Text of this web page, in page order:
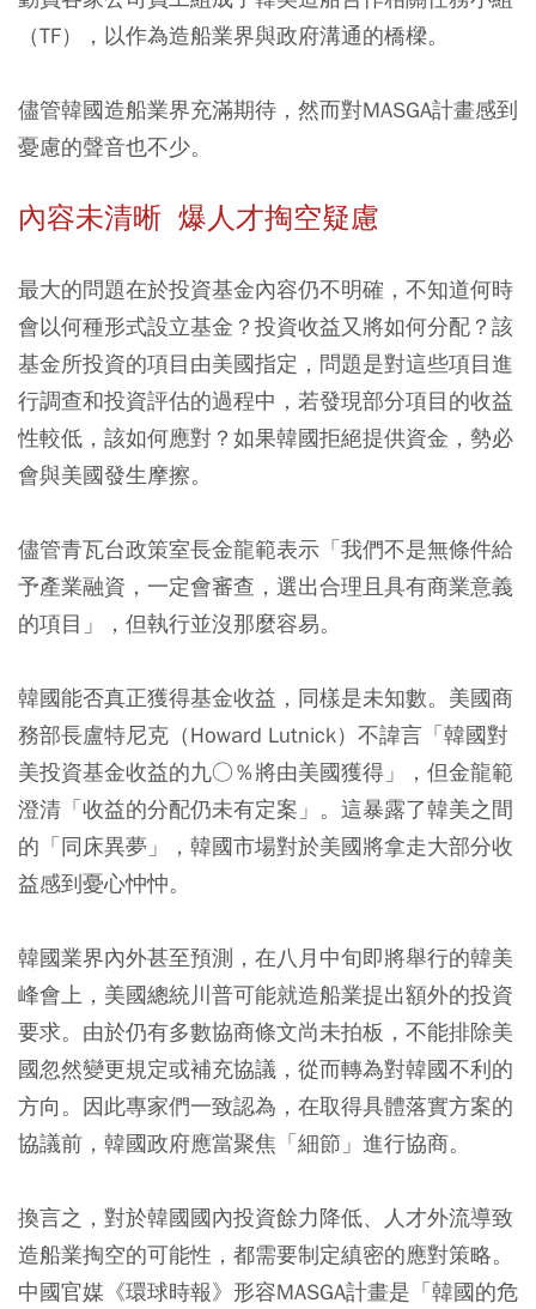
（TF），以作為造船業界與政府溝通的橋樑。
儘管韓國造船業界充滿期待，然而對MASGA計畫感到
憂慮的聲音也不少。
內容未清晰 爆人才掏空疑慮
最大的問題在於投資基金內容仍不明確，不知道何時
會以何種形式設立基金？投資收益又將如何分配？該
基金所投資的項目由美國指定，問題是對這些項目進
行調查和投資評估的過程中，若發現部分項目的收益
性較低，該如何應對？如果韓國拒絕提供資金，勢必
會與美國發生摩擦。
儘管青瓦台政策室長金龍範表示「我們不是無條件給
予產業融資，一定會審查，選出合理且具有商業意義
的項目」，但執行並沒那麼容易。
韓國能否真正獲得基金收益，同樣是未知數。美國商
務部長盧特尼克（Howard Lutnick）不諱言「韓國對
美投資基金收益的九○％將由美國獲得」，但金龍範
澄清「收益的分配仍未有定案」。這暴露了韓美之間
的「同床異夢」，韓國市場對於美國將拿走大部分收
益感到憂心忡忡。
韓國業界內外甚至預測，在八月中旬即將舉行的韓美
峰會上，美國總統川普可能就造船業提出額外的投資
要求。由於仍有多數協商條文尚未拍板，不能排除美
國忽然變更規定或補充協議，從而轉為對韓國不利的
方向。因此專家們一致認為，在取得具體落實方案的
協議前，韓國政府應當聚焦「細節」進行協商。
換言之，對於韓國國內投資餘力降低、人才外流導致
造船業掏空的可能性，都需要制定縝密的應對策略。
中國官媒《環球時報》形容MASGA計畫是「韓國的危